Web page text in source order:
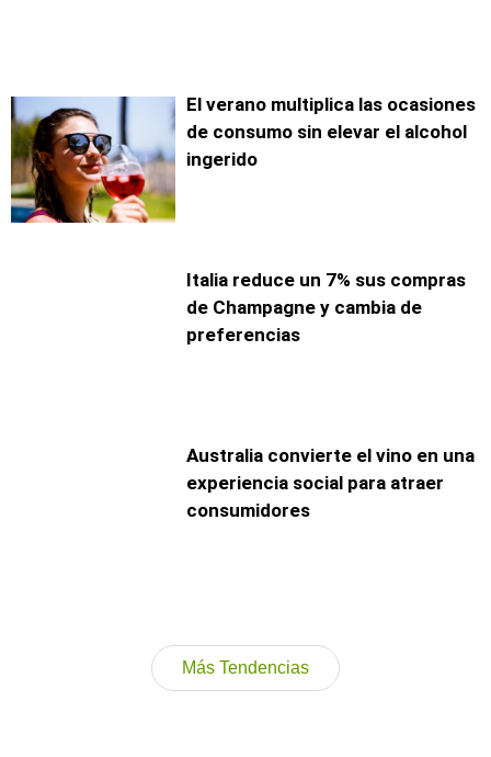
El verano multiplica las ocasiones
de consumo sin elevar el alcohol
ingerido
Italia reduce un 7% sus compras
de Champagne y cambia de
preferencias
Australia convierte el vino en una
experiencia social para atraer
consumidores
Más Tendencias